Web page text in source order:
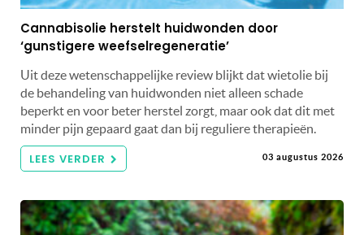
Cannabisolie herstelt huidwonden door
‘gunstigere weefselregeneratie’
Uit deze wetenschappelijke review blijkt dat wietolie bij
de behandeling van huidwonden niet alleen schade
beperkt en voor beter herstel zorgt, maar ook dat dit met
minder pijn gepaard gaat dan bij reguliere therapieën.
LEES VERDER 03 augustus 2026